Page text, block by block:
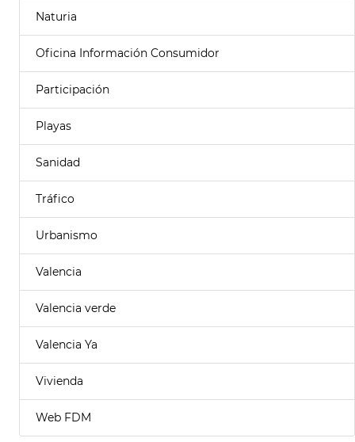
Naturia
Oficina Información Consumidor
Participación
Playas
Sanidad
Tráfico
Urbanismo
Valencia
Valencia verde
Valencia Ya
Vivienda
Web FDM